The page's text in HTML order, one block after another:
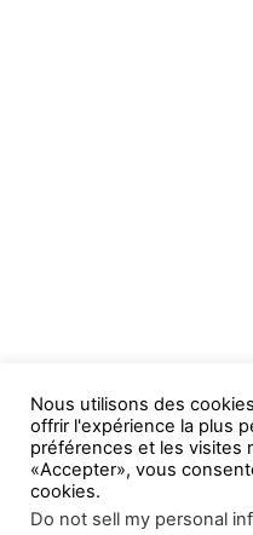
Nous utilisons des
offrir l'expérience la plus
préférences et les visites
«Accepter», vous
cookies.
Do not sell my personal